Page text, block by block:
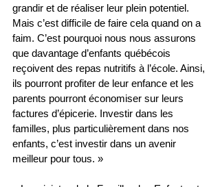
grandir et de réaliser leur plein potentiel.
Mais c’est difficile de faire cela quand on a
faim. C’est pourquoi nous nous assurons
que davantage d’enfants québécois
reçoivent des repas nutritifs à l’école. Ainsi,
ils pourront profiter de leur enfance et les
parents pourront économiser sur leurs
factures d’épicerie. Investir dans les
familles, plus particulièrement dans nos
enfants, c’est investir dans un avenir
meilleur pour tous. »